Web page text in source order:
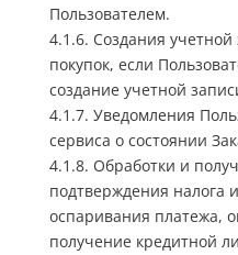
Пользователем.
4.1.6. Создания
покупок, если
создание учетной
4.1.7. Уведомления
сервиса о состоянии
4.1.8. Обработки и
подтверждения налога
оспаривания платежа,
получение кредитной